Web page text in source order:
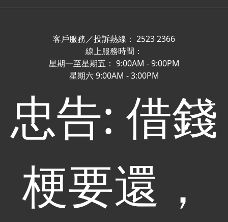
客戶服務／投訴熱線： 2523 2366
線上服務時間：
星期一至星期五： 9:00AM - 9:00PM
星期六 9:00AM - 3:00PM
忠告: 借錢
梗要還，